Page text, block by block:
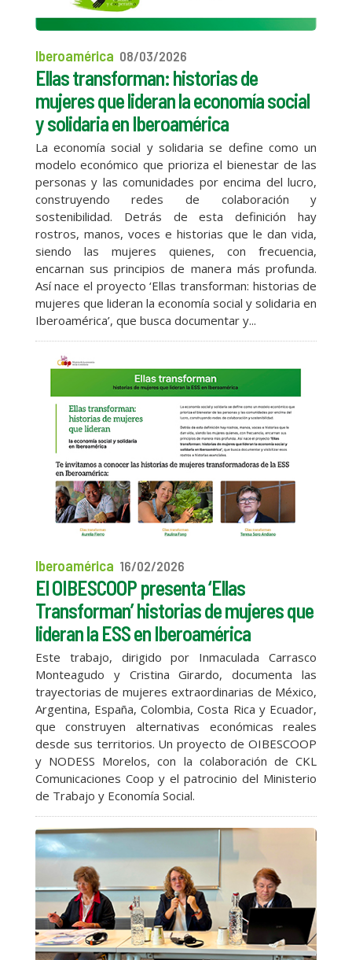
Iberoamérica 08/03/2026
Ellas transforman: historias de
mujeres que lideran la economía social
y solidaria en Iberoamérica
La economía social y solidaria se define como un
modelo económico que prioriza el bienestar de las
personas y las comunidades por encima del lucro,
construyendo redes de colaboración y
sostenibilidad. Detrás de esta definición hay
rostros, manos, voces e historias que le dan vida,
siendo las mujeres quienes, con frecuencia,
encarnan sus principios de manera más profunda.
Así nace el proyecto ‘Ellas transforman: historias de
mujeres que lideran la economía social y solidaria en
Iberoamérica’, que busca documentar y...
Iberoamérica 16/02/2026
El OIBESCOOP presenta ‘Ellas
Transforman’ historias de mujeres que
lideran la ESS en Iberoamérica
Este trabajo, dirigido por Inmaculada Carrasco
Monteagudo y Cristina Girardo, documenta las
trayectorias de mujeres extraordinarias de México,
Argentina, España, Colombia, Costa Rica y Ecuador,
que construyen alternativas económicas reales
desde sus territorios. Un proyecto de OIBESCOOP
y NODESS Morelos, con la colaboración de CKL
Comunicaciones Coop y el patrocinio del Ministerio
de Trabajo y Economía Social.